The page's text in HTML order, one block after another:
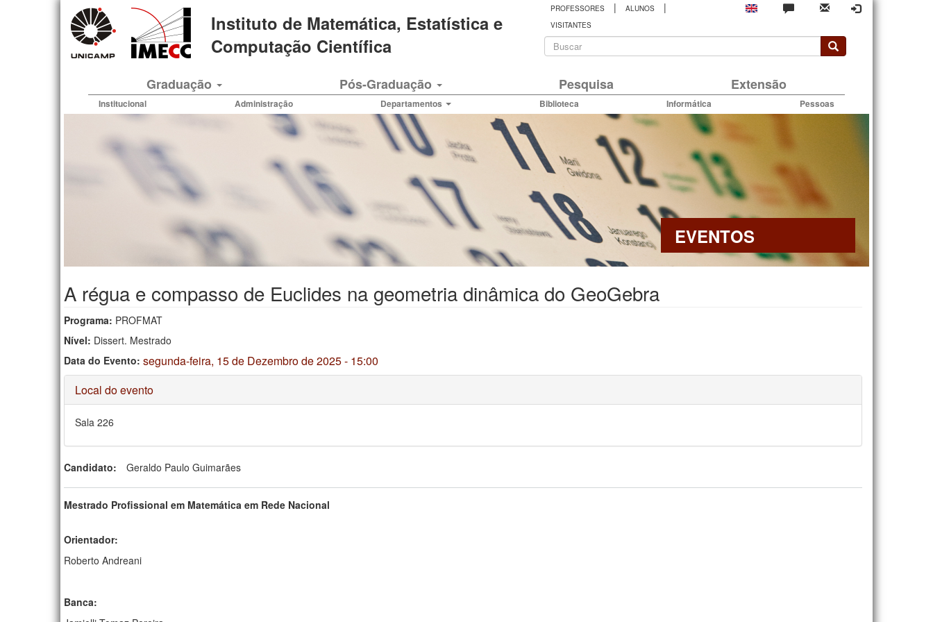
Instituto de Matemática, Estatística e
Computação Científica
PROFESSORES | ALUNOS |
VISITANTES
Formulário
busca
Graduação Pós-Graduação Pesquisa Extensão
Institucional Administração Departamentos Biblioteca Informática Pessoas
EVENTOS
A régua e compasso de Euclides na geometria dinâmica do GeoGebra
Programa: PROFMAT
Nível: Dissert. Mestrado
Data do Evento: segunda-feira, 15 de Dezembro de 2025 - 15:00
Ocultar
Local do evento
Sala 226
Candidato: Geraldo Paulo Guimarães
Mestrado Profissional em Matemática em Rede Nacional
Orientador:
Roberto Andreani
Banca: